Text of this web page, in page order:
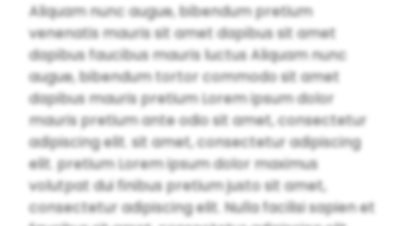
Aliquam nunc augue, bibendum pretium
venenatis mauris sit amet dapibus sit amet
dapibus faucibus mauris luctus Aliquam nunc
augue, bibendum tortor commodo sit amet
dapibus mauris pretium Lorem ipsum dolor
mauris pretium ante odio sit amet, consectetur
adipiscing elit. sit amet, consectetur adipiscing
elit. pretium Lorem ipsum dolor maximus
volutpat dui finibus pretium justo sit amet,
consectetur adipiscing elit. Nulla facilisi sapien et